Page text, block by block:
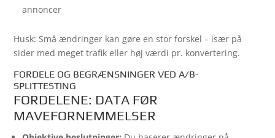
annoncer
Husk: Små ændringer kan gøre en stor forskel – især på
sider med meget trafik eller høj værdi pr. konvertering.
FORDELE OG BEGRÆNSNINGER VED A/B-
SPLITTESTING
FORDELENE: DATA FØR
MAVEFORNEMMELSER